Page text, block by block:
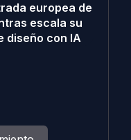
europea de
escala su
diseño con IA